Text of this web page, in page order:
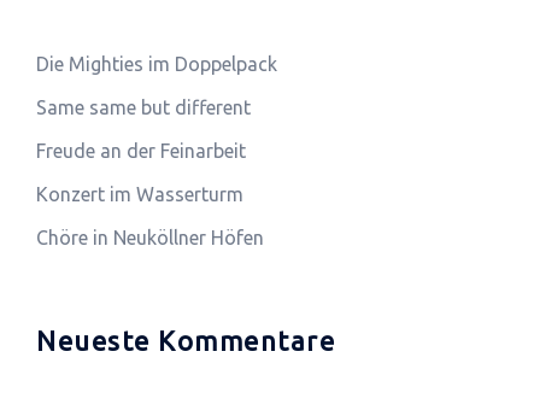
Die Mighties im Doppelpack
Same same but different
Freude an der Feinarbeit
Konzert im Wasserturm
Chöre in Neuköllner Höfen
Neueste Kommentare